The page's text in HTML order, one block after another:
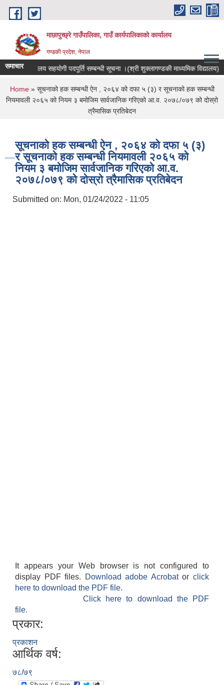
Skip to main content
माछापुच्छ्रे गाउँपालिका, गाउँ कार्यपालिकाको कार्यालय
गण्डकी प्रदेश, नेपाल
समाचारविद्यालय सहयोगी पदपूर्ति सम्बन्धी सूचना ।(श्री शुक्लागण्डकी माध्यमिक विद्यालय)
You are here
Home» सूचनाको हक सम्बन्धी ऐन , २०६४ को दफा ५ (३) र सूचनाको हक सम्बन्धी
नियमावली २०६५ को नियम ३ बमोजिम सार्वजानिक गरिएको आ.व. २०७८/०७९ को दोस्रो
त्रैमासिक प्रतिबेदन
सूचनाको हक सम्बन्धी ऐन , २०६४ को दफा ५ (३)
र सूचनाको हक सम्बन्धी नियमावली २०६५ को
नियम ३ बमोजिम सार्वजानिक गरिएको आ.व.
२०७८/०७९ को दोस्रो त्रैमासिक प्रतिबेदन
Submitted on: Mon, 01/24/2022 - 11:05
It appears your Web browser is not configured to
display PDF files.
Download adobe Acrobatorclick
here to download the PDF file.
Click here to download the PDF
file.
प्रकार:
प्रकाशन
आर्थिक वर्ष:
७८/७९